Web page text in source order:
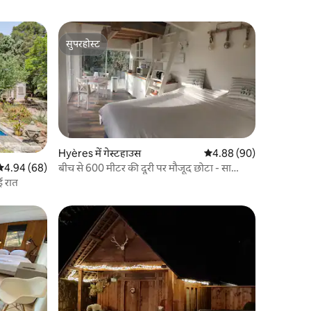
रेटिंग 5 में से 4.94, 68 समीक्षाएँ
4.94 (68)
सुपरहोस्ट
सुपरहोस्ट
Hyères में गेस्टहाउस औसत रेटिंग 5 में से 4.88,
4.88 (90)
बीच से 600 मीटर की दूरी पर मौजूद छोटा - सा